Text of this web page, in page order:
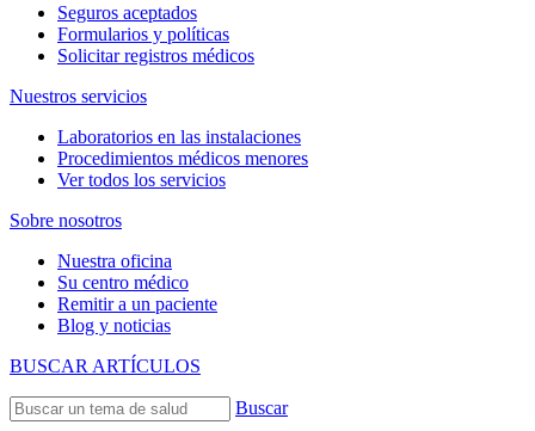
Seguros aceptados
Formularios y políticas
Solicitar registros médicos
Nuestros servicios
Laboratorios en las instalaciones
Procedimientos médicos menores
Ver todos los servicios
Sobre nosotros
Nuestra oficina
Su centro médico
Remitir a un paciente
Blog y noticias
BUSCAR ARTÍCULOS
Buscar